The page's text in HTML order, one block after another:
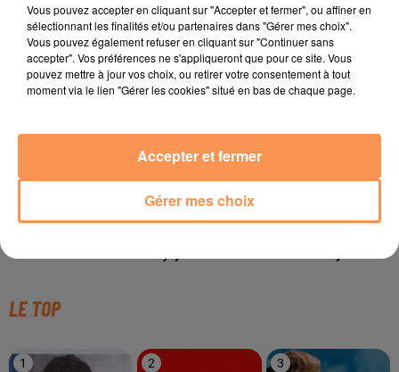
TITRES DIFFUSÉS
LE TOP
1 2 3
Vous pouvez accepter en cliquant sur "Accepter et fermer", ou affiner en
sélectionnant les finalités et/ou partenaires dans "Gérer mes choix".
Vous pouvez également refuser en cliquant sur "Continuer sans
accepter". Vos préférences ne s'appliqueront que pour ce site. Vous
pouvez mettre à jour vos choix, ou retirer votre consentement à tout
moment via le lien "Gérer les cookies" situé en bas de chaque page.
Gérer mes choix
Accepter et fermer